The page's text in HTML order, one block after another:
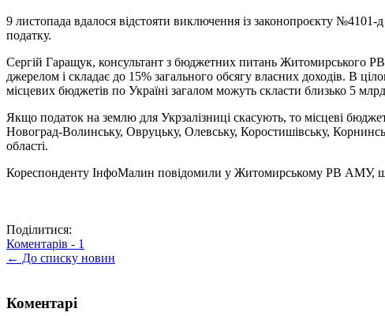
9 листопада вдалося відстояти виключення із законопроєкту
податку.
Сергій Гаращук, консультант з бюджетних питань Житомирського
джерелом і складає до 15% загального обсягу власних доходів. В
місцевих бюджетів по Україні загалом можуть скласти близько 5
Якщо податок на землю для Укрзалізниці скасують, то місцеві
Новоград-Волинську, Овруцьку, Олевську, Коростишівську,
області.
Кореспонденту ІнфоМалин повідомили у Житомирському РВ АМУ,
Поділитися:
Коментарів - 1
← До списку новин
Коментарі